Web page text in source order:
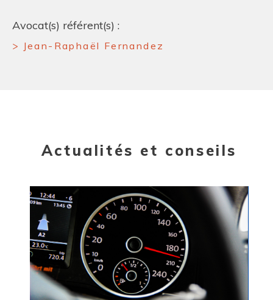
Avocat(s) référent(s) :
Jean-Raphaël Fernandez
Actualités et conseils